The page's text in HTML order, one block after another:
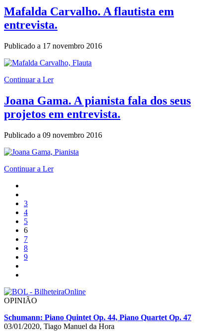
Mafalda Carvalho. A flautista em
entrevista.
Publicado a 17 novembro 2016
Continuar a Ler
Joana Gama. A pianista fala dos seus
projetos em entrevista.
Publicado a 09 novembro 2016
Continuar a Ler
3
4
5
6
7
8
9
OPINIÃO
Schumann: Piano Quintet Op. 44, Piano Quartet Op. 47
03/01/2020, Tiago Manuel da Hora